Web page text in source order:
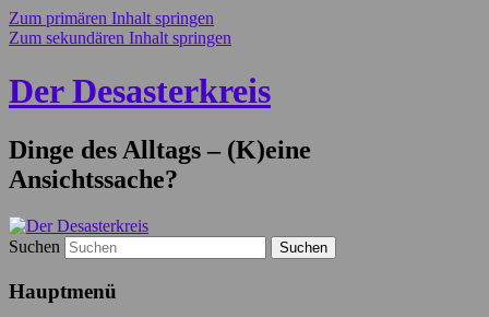
Zum primären Inhalt springen
Zum sekundären Inhalt springen
Der Desasterkreis
Dinge des Alltags – (K)eine
Ansichtssache?
Suchen
Hauptmenü